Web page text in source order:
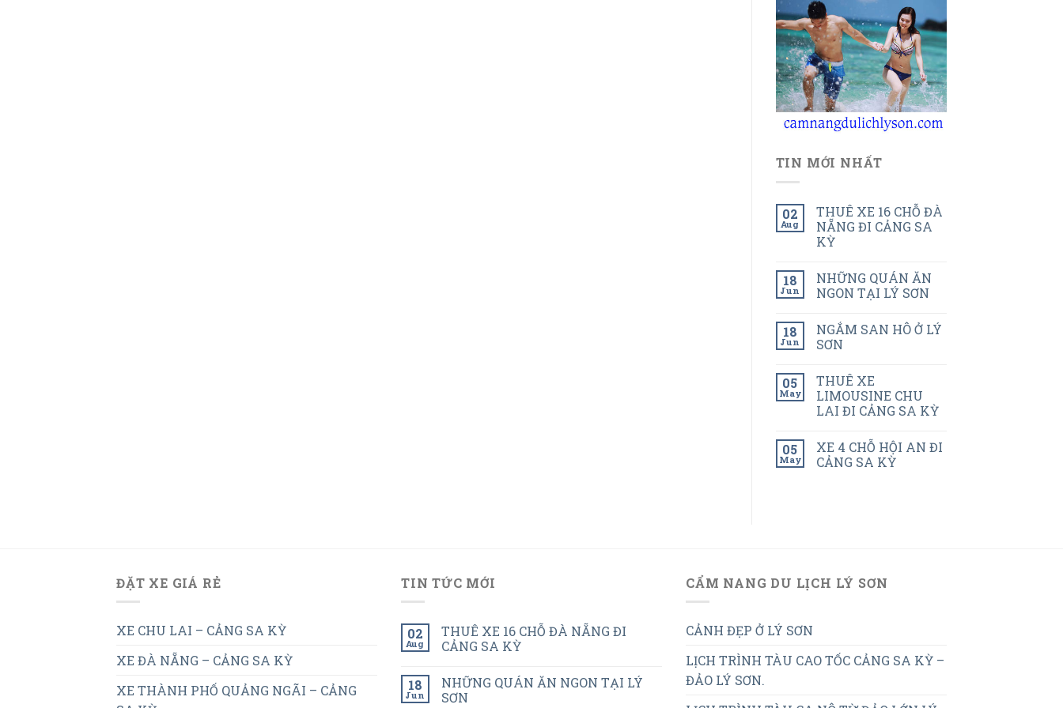
TIN MỚI NHẤT
02
Aug
THUÊ XE 16 CHỖ ĐÀ
NẴNG ĐI CẢNG SA
KỲ
18
Jun
NHỮNG QUÁN ĂN
NGON TẠI LÝ SƠN
18
Jun
NGẮM SAN HÔ Ở LÝ
SƠN
05
May
THUÊ XE
LIMOUSINE CHU
LAI ĐI CẢNG SA KỲ
05
May
XE 4 CHỖ HỘI AN ĐI
CẢNG SA KỲ
ĐẶT XE GIÁ RẺ
XE CHU LAI – CẢNG SA KỲ
XE ĐÀ NẴNG – CẢNG SA KỲ
XE THÀNH PHỐ QUẢNG NGÃI – CẢNG
TIN TỨC MỚI
02
Aug
THUÊ XE 16 CHỖ ĐÀ NẴNG ĐI
CẢNG SA KỲ
18
Jun
NHỮNG QUÁN ĂN NGON TẠI LÝ
SƠN
CẨM NANG DU LỊCH LÝ SƠN
CẢNH ĐẸP Ở LÝ SƠN
LỊCH TRÌNH TÀU CAO TỐC CẢNG SA KỲ –
ĐẢO LÝ SƠN.